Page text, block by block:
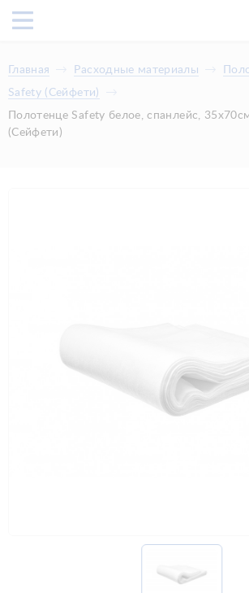
Главная Расходные материалы
Safety (Сейфети)
Полотенце Safety белое, спанлейс,
(Сейфети)